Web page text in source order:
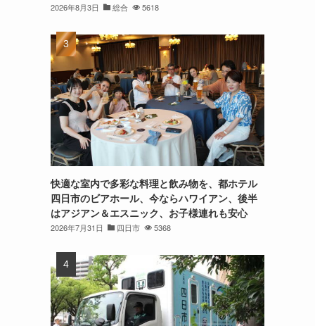
2026年8月3日 総合 5618
快適な室内で多彩な料理と飲み物を、都ホテル
四日市のビアホール、今ならハワイアン、後半
はアジアン＆エスニック、お子様連れも安心
2026年7月31日 四日市 5368